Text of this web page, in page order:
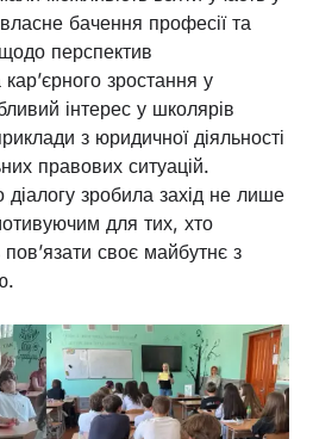
бачення професії та
перспектив
зростання у
інтерес у школярів
з юридичної діяльності
правових ситуацій.
зробила захід не лише
для тих, хто
своє майбутнє з